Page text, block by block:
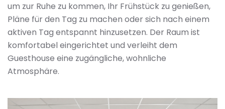
um zur Ruhe zu kommen, Ihr Frühstück zu genießen,
Pläne für den Tag zu machen oder sich nach einem
aktiven Tag entspannt hinzusetzen. Der Raum ist
komfortabel eingerichtet und verleiht dem
Guesthouse eine zugängliche, wohnliche
Atmosphäre.